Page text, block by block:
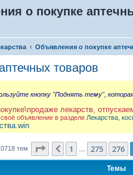
о покупке
Объявления о покупке
товаров
кнопку "Поднять тему",
лекарств,
объявление в разделе Лекарства,
тем Страница 277из 429
Пред.
1 275 276
Темы